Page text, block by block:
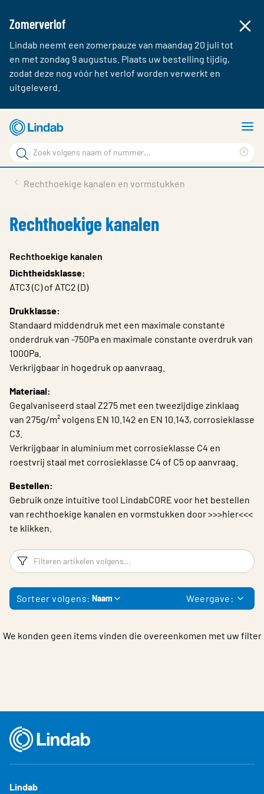
Zomerverlof
Lindab neemt een zomerpauze van maandag 20 juli tot
en met zondag 9 augustus. Plaats uw bestelling tijdig,
zodat deze nog vóór het verlof worden verwerkt en
uitgeleverd.
naar
hoofdinhoud
Zoek
Zoek
Contact
Choose languge
Rechthoekige kanalen en vormstukken
Rechthoekige kanalen
Rechthoekige kanalen
Dichtheidsklasse:
ATC3 (C) of ATC2 (D)
Drukklasse:
Standaard middendruk met een maximale constante
onderdruk van -750Pa en maximale constante overdruk van
1000Pa.
Verkrijgbaar in hogedruk op aanvraag.
Materiaal:
Gegalvaniseerd staal Z275 met een tweezijdige zinklaag
van 275g/m² volgens EN 10.142 en EN 10.143, corrosieklasse
C3.
Verkrijgbaar in aluminium met corrosieklasse C4 en
roestvrij staal met corrosieklasse C4 of C5 op aanvraag.
Bestellen:
Gebruik onze intuitive tool LindabCORE voor het bestellen
van rechthoekige kanalen en vormstukken door >>>hier<<<
te klikken.
Filters
Sorteer volgens: Naam Weergave:
We konden geen items vinden die overeenkomen met uw filter
Lindab